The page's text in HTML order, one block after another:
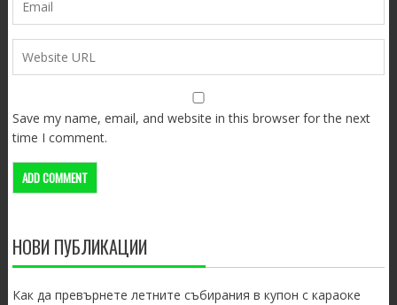
Save my name, email, and website in this browser for the next
time I comment.
НОВИ ПУБЛИКАЦИИ
Как да превърнете летните събирания в купон с караоке